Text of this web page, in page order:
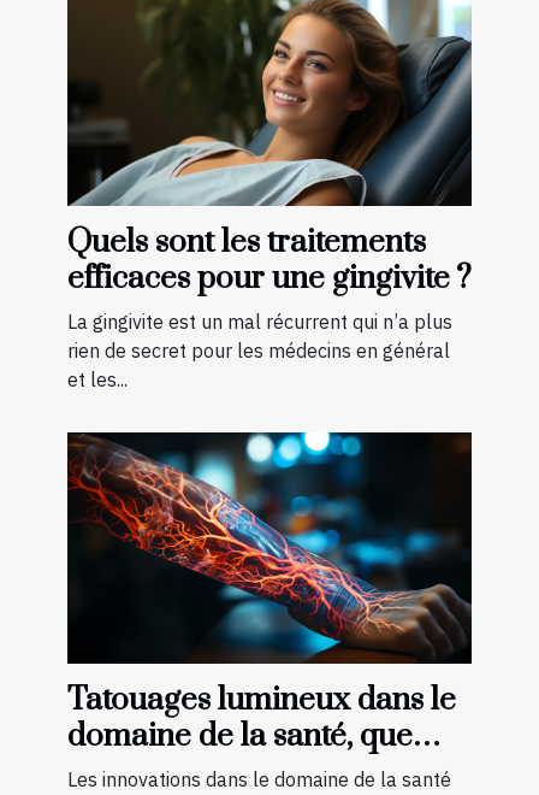
Quels sont les traitements
efficaces pour une gingivite ?
La gingivite est un mal récurrent qui n’a plus
rien de secret pour les médecins en général
et les...
Tatouages lumineux dans le
domaine de la santé, que
faut-il savoir ?
Les innovations dans le domaine de la santé